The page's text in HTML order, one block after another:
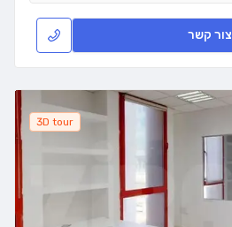
צור קשר
3D tour